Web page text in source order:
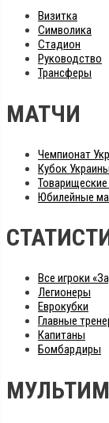
Визитка
Символика
Стадион
Руководство
Трансферы
МАТЧИ
Чемпионат
Кубок Украины
Юбилейные
Все игроки
Легионеры
Еврокубки
Главные
Капитаны
Бомбардиры